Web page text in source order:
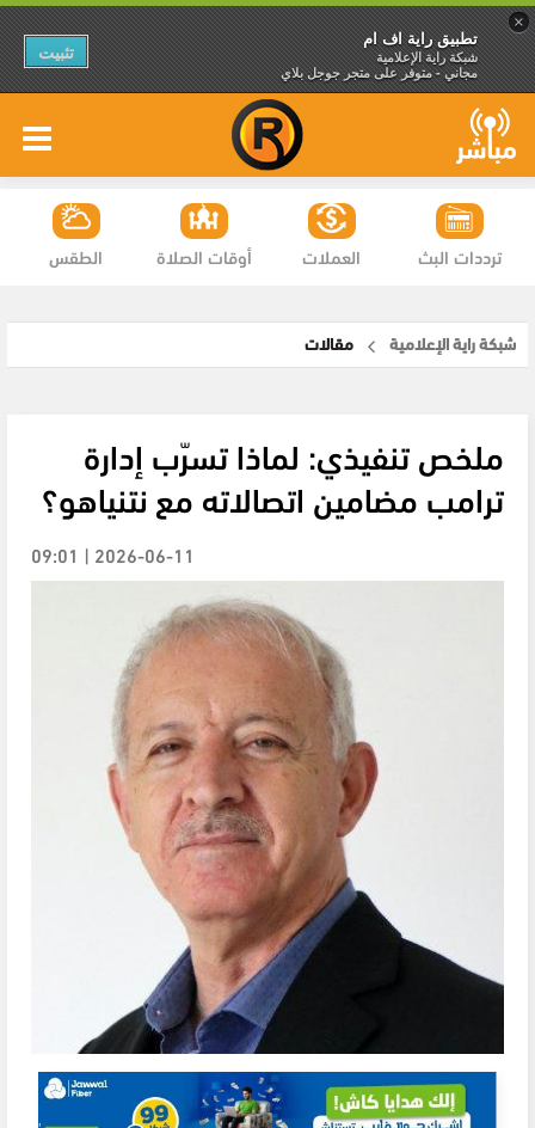
×
تطبيق راية اف ام
شبكة راية الإعلامية
مجاني - متوفر على متجر جوجل بلاي
تثبيت
الطقس أوقات الصلاة العملات ترددات البث
شبكة راية الإعلامية مقالات
ملخص تنفيذي: لماذا تسرّب إدارة
ترامب مضامين اتصالاته مع نتنياهو؟
2026-06-11 | 09:01